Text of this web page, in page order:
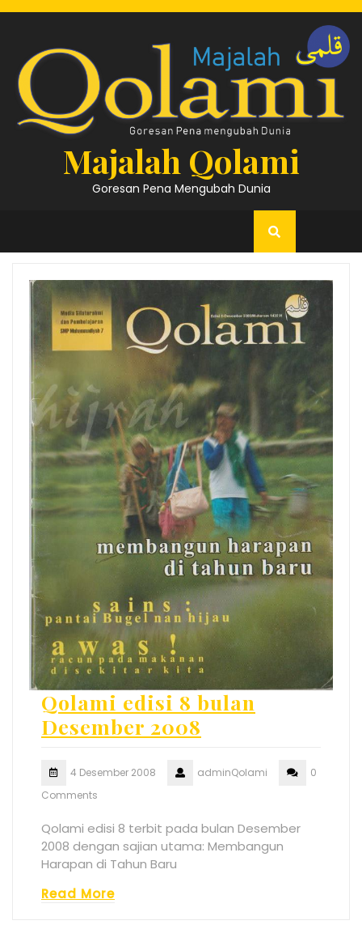
Majalah Qolami
Goresan Pena Mengubah Dunia
Qolami edisi 8 bulan
Desember 2008
4 Desember 2008 adminQolami
0
Comments
Qolami edisi 8 terbit pada bulan Desember
2008 dengan sajian utama: Membangun
Harapan di Tahun Baru
Read More